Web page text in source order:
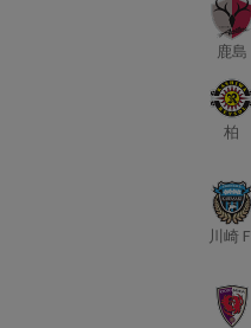
鹿島
柏
川崎Ｆ